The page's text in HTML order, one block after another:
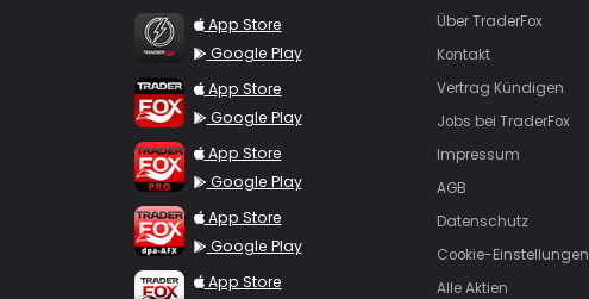
TraderFox Flash
App Store
Google Play
TraderFox App
App Store
Google Play
TraderFox Pro
App Store
Google Play
TraderFox dpa-AFX ProFeed
App Store
Google Play
TraderFox Live Trading
App Store
Über TraderFox
Kontakt
Vertrag Kündigen
Jobs bei TraderFox
Impressum
AGB
Datenschutz
Cookie-Einstellungen
Alle Aktien